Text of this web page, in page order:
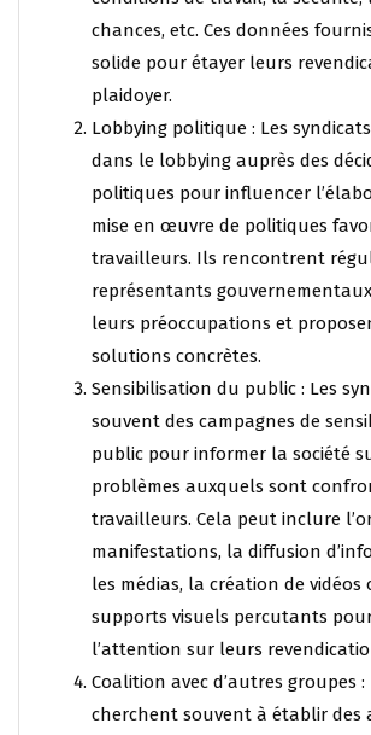
chances, etc. Ces données
solide pour étayer leurs
plaidoyer.
Lobbying politique : Les
dans le lobbying auprès des
politiques pour influencer
mise en œuvre de politiques
travailleurs. Ils rencontrent
représentants
leurs préoccupations et
solutions concrètes.
Sensibilisation du public : Les
souvent des campagnes de
public pour informer la société
problèmes auxquels sont
travailleurs. Cela peut inclure
manifestations, la diffusion
les médias, la création de vidéos
supports visuels percutants
l’attention sur leurs
Coalition avec d’autres groupes :
cherchent souvent à établir des